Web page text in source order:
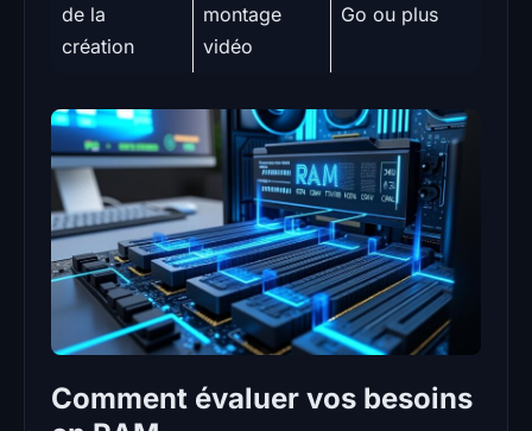
de la
création
montage
vidéo
Go ou plus
Comment évaluer vos besoins